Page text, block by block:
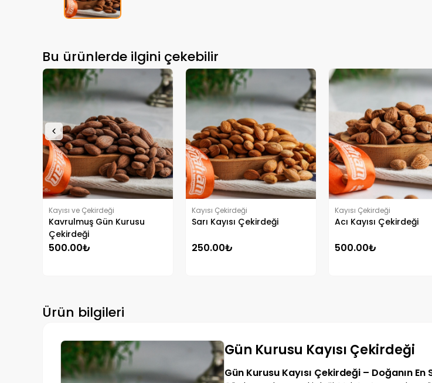
Bu ürünlerde ilgini çekebilir
Kayısı ve Çekirdeği
Kavrulmuş Gün Kurusu
Çekirdeği
500.00₺
Kayısı Çekirdeği
Sarı Kayısı Çekirdeği
250.00₺
Kayısı Çekirdeği
Acı Kayısı Çekirdeği
500.00₺
Ürün bilgileri
Gün Kurusu Kayısı Çekirdeği
Gün Kurusu Kayısı Çekirdeği – Doğanın En